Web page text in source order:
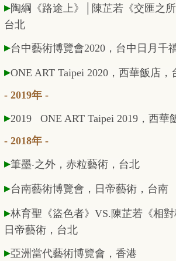
▸陶綱《路途上》│陳芷若《交匯之
台北
▸台中藝術博覽會2020，台中日月千
▸ONE ART Taipei 2020 ，西華飯店，
- 2019年 -
▸2019 ONE ART Taipei 2019 ，西華
- 2018年 -
▸筆墨‧之外，赤粒藝術，台北
▸台南藝術博覽會，日帝藝術，台南
▸林育聖《盜色者》VS.陳芷若《相對
日帝藝術，台北
▸亞洲當代藝術博覽會，香港